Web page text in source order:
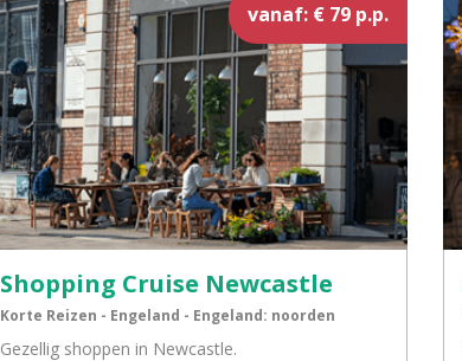
vanaf: € 79 p.p.
Shopping Cruise Newcastle
Korte Reizen - Engeland - Engeland: noorden
Gezellig shoppen in Newcastle.